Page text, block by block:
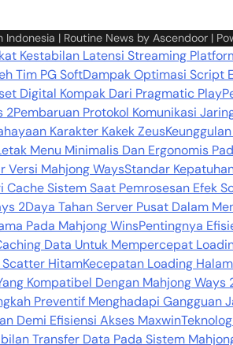
Indonesia | Routine News by Ascendoor |
Kestabilan Latensi Streaming
Tim PG SoftDampak Optimasi Script
Digital Kompak Dari Pragmatic Play
2Pembaruan Protokol Komunikasi
Karakter Kakek Zeus
Menu Minimalis Dan Ergonomis
Versi Mahjong WaysStandar
Cache Sistem Saat Pemrosesan Efek
2Daya Tahan Server Pusat Dalam
Pada Mahjong WinsPentingnya
Data Untuk Mempercepat
Scatter HitamKecepatan Loading
Kompatibel Dengan Mahjong Ways
Preventif Menghadapi Gangguan
Demi Efisiensi Akses Maxwin
Transfer Data Pada Sistem